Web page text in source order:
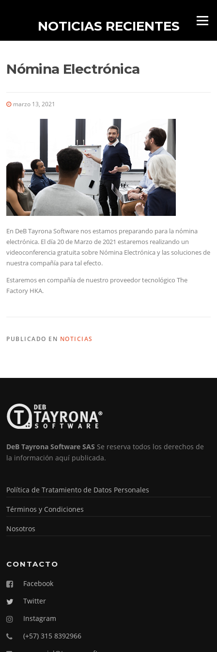
Menú
NOTICIAS RECIENTES
Nómina Electrónica
marzo 13, 2021
En DeB Tayrona Software nos estamos preparando para la nómina
electrónica. El día 20 de Marzo de 2021 estaremos realizando un
videoconferencia gratuita sobre Nómina Electrónica y las soluciones de
nuestra compañía para tal efecto.
Estaremos en compañía de nuestro proveedor tecnológico The
Factory HKA.
PUBLICADO EN NOTICIAS
DeB Tayrona Software SAS Se reserva todos los derechos de
la información aquí publicada.
Política de Tratamiento de Datos Personales
Términos y Condiciones
Nosotros
CONTACTO
Facebook
Twitter
Instagram
(+57) 315 8392966